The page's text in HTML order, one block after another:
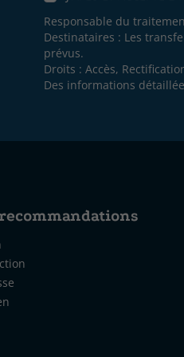
Responsable du
Destinataires : Les
prévus.
Droits : Accès,
Des informations